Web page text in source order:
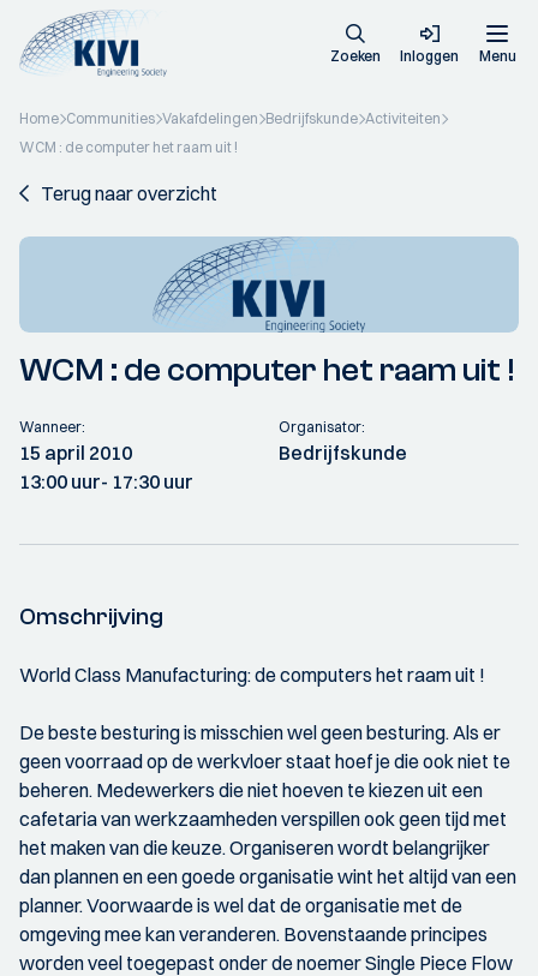
Zoeken Inloggen Menu
Home Communities Vakafdelingen Bedrijfskunde Activiteiten
WCM : de computer het raam uit !
Terug naar overzicht
WCM : de computer het raam uit !
Wanneer:
15 april 2010
13:00 uur- 17:30 uur
Organisator:
Bedrijfskunde
Omschrijving
World Class Manufacturing: de computers het raam uit !
De beste besturing is misschien wel geen besturing. Als er
geen voorraad op de werkvloer staat hoef je die ook niet te
beheren. Medewerkers die niet hoeven te kiezen uit een
cafetaria van werkzaamheden verspillen ook geen tijd met
het maken van die keuze. Organiseren wordt belangrijker
dan plannen en een goede organisatie wint het altijd van een
planner. Voorwaarde is wel dat de organisatie met de
omgeving mee kan veranderen. Bovenstaande principes
worden veel toegepast onder de noemer Single Piece Flow